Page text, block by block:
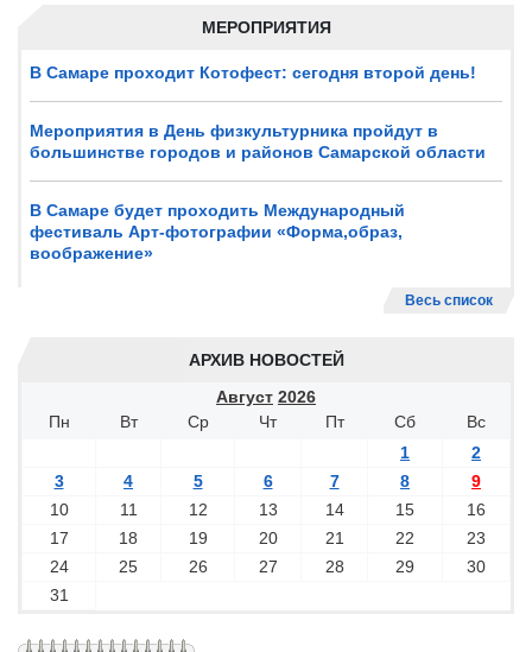
МЕРОПРИЯТИЯ
В Самаре проходит Котофест: сегодня второй день!
Мероприятия в День физкультурника пройдут в
большинстве городов и районов Самарской области
В Самаре будет проходить Международный
фестиваль Арт-фотографии «Форма,образ,
воображение»
Весь список
АРХИВ НОВОСТЕЙ
Август 2026
Пн
Вт Ср Чт Пт Сб
Вс
1
2
3
4 5 6 7 8
9
10
11 12 13 14 15
16
17
18 19 20 21 22
23
24
25 26 27 28 29
30
31